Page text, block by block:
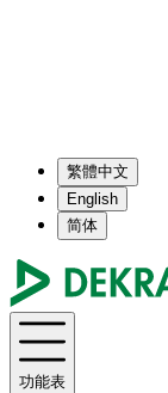
繁體中文
English
简体
功能表